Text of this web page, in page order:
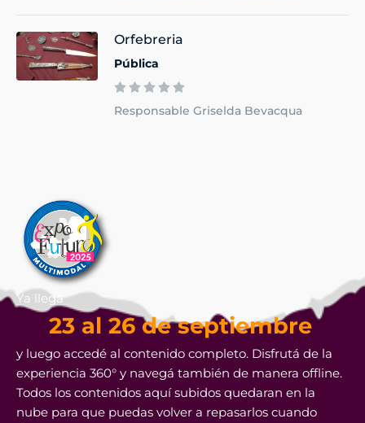
Orfebreria
Pública
Responsable Griselda Bevacqua
Ya llega
23 al 26 de septiembre
y luego accedé al contenido completo. Disfrutá de la
experiencia 360° y navegá también de manera offline.
Todos los contenidos aquí subidos quedaran en la
nube para que puedas volver a repasarlos cuando